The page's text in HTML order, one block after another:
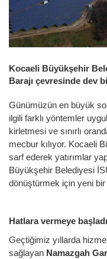
Kocaeli Büyükşehir
Barajı çevresinde dev
Günümüzün en büyük
ilgili farklı yöntemler
kirletmesi ve sınırlı
mecbur kılıyor. Kocaeli
sarf ederek yatırımlar
Büyükşehir Belediyesi
dönüştürmek için yeni bir
Hatlara vermeye başladı
Geçtiğimiz yıllarda
sağlayan Namazgah